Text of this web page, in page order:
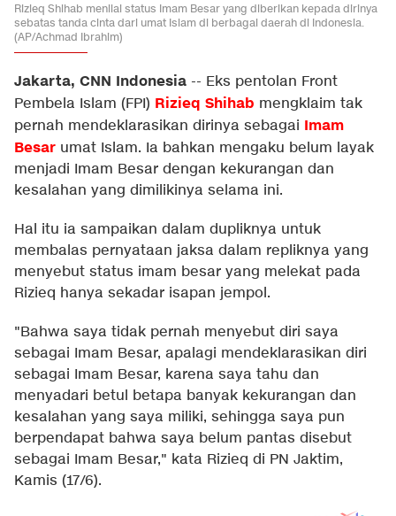
Rizieq Shihab menilai status Imam Besar yang diberikan kepada dirinya
sebatas tanda cinta dari umat Islam di berbagai daerah di Indonesia.
(AP/Achmad Ibrahim)
Jakarta, CNN Indonesia -- Eks pentolan Front
Pembela Islam (FPI) Rizieq Shihab mengklaim tak
pernah mendeklarasikan dirinya sebagai Imam
Besar umat Islam. Ia bahkan mengaku belum layak
menjadi Imam Besar dengan kekurangan dan
kesalahan yang dimilikinya selama ini.
Hal itu ia sampaikan dalam dupliknya untuk
membalas pernyataan jaksa dalam repliknya yang
menyebut status imam besar yang melekat pada
Rizieq hanya sekadar isapan jempol.
"Bahwa saya tidak pernah menyebut diri saya
sebagai Imam Besar, apalagi mendeklarasikan diri
sebagai Imam Besar, karena saya tahu dan
menyadari betul betapa banyak kekurangan dan
kesalahan yang saya miliki, sehingga saya pun
berpendapat bahwa saya belum pantas disebut
sebagai Imam Besar," kata Rizieq di PN Jaktim,
Kamis (17/6).